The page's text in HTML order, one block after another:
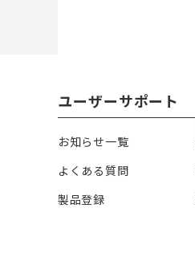
ユーザーサポート
お知らせ一覧
よくある質問
製品登録